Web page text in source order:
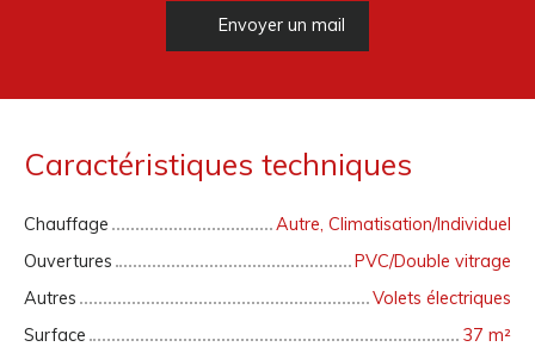
Envoyer un mail
Caractéristiques techniques
Chauffage
Autre, Climatisation/Individuel
Ouvertures
PVC/Double vitrage
Autres
Volets électriques
Surface
37 m²